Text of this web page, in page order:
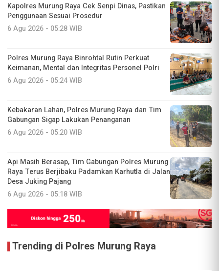
Kapolres Murung Raya Cek Senpi Dinas, Pastikan
Penggunaan Sesuai Prosedur
6 Agu 2026 - 05:28 WIB
Polres Murung Raya Binrohtal Rutin Perkuat
Keimanan, Mental dan Integritas Personel Polri
6 Agu 2026 - 05:24 WIB
Kebakaran Lahan, Polres Murung Raya dan Tim
Gabungan Sigap Lakukan Penanganan
6 Agu 2026 - 05:20 WIB
Api Masih Berasap, Tim Gabungan Polres Murung
Raya Terus Berjibaku Padamkan Karhutla di Jalan
Desa Juking Pajang
6 Agu 2026 - 05:18 WIB
Trending di Polres Murung Raya